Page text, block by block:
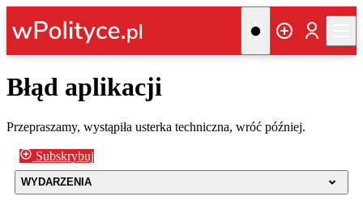
Błąd aplikacji
Przepraszamy, wystąpiła usterka techniczna, wróć później.
Subskrybuj
WYDARZENIA